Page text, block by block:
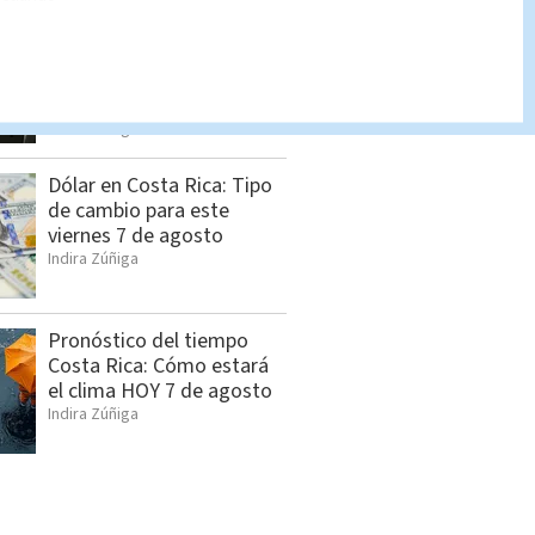
Indira Zúñiga
Dólar en Costa Rica: Tipo
de cambio para este
viernes 7 de agosto
Indira Zúñiga
Pronóstico del tiempo
Costa Rica: Cómo estará
el clima HOY 7 de agosto
Indira Zúñiga